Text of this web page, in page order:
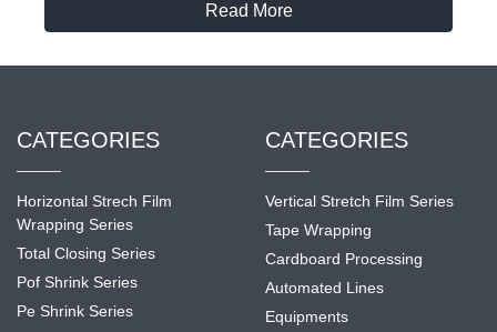
Read More
CATEGORIES
Horizontal Strech Film
Wrapping Series
Total Closing Series
Pof Shrink Series
Pe Shrink Series
CATEGORIES
Vertical Stretch Film Series
Tape Wrapping
Cardboard Processing
Automated Lines
Equipments